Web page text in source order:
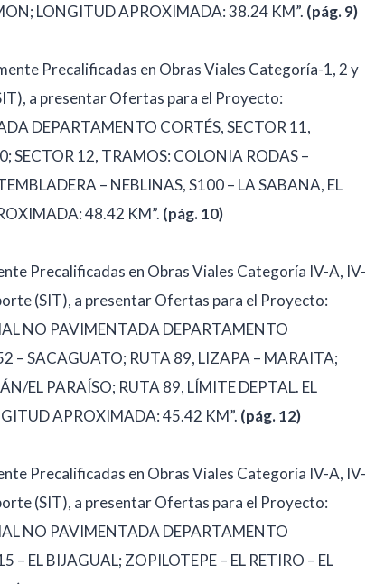
LONGITUD APROXIMADA: 38.24 KM”. (pág. 9)
Precalificadas en Obras Viales Categoría-1, 2 y
a presentar Ofertas para el Proyecto:
DEPARTAMENTO CORTÉS, SECTOR 11,
SECTOR 12, TRAMOS: COLONIA RODAS –
– NEBLINAS, S100 – LA SABANA, EL
48.42 KM”. (pág. 10)
Precalificadas en Obras Viales Categoría IV-A, IV-
(SIT), a presentar Ofertas para el Proyecto:
NO PAVIMENTADA DEPARTAMENTO
– SACAGUATO; RUTA 89, LIZAPA – MARAITA;
EL PARAÍSO; RUTA 89, LÍMITE DEPTAL. EL
APROXIMADA: 45.42 KM”. (pág. 12)
Precalificadas en Obras Viales Categoría IV-A, IV-
(SIT), a presentar Ofertas para el Proyecto:
NO PAVIMENTADA DEPARTAMENTO
EL BIJAGUAL; ZOPILOTEPE – EL RETIRO – EL